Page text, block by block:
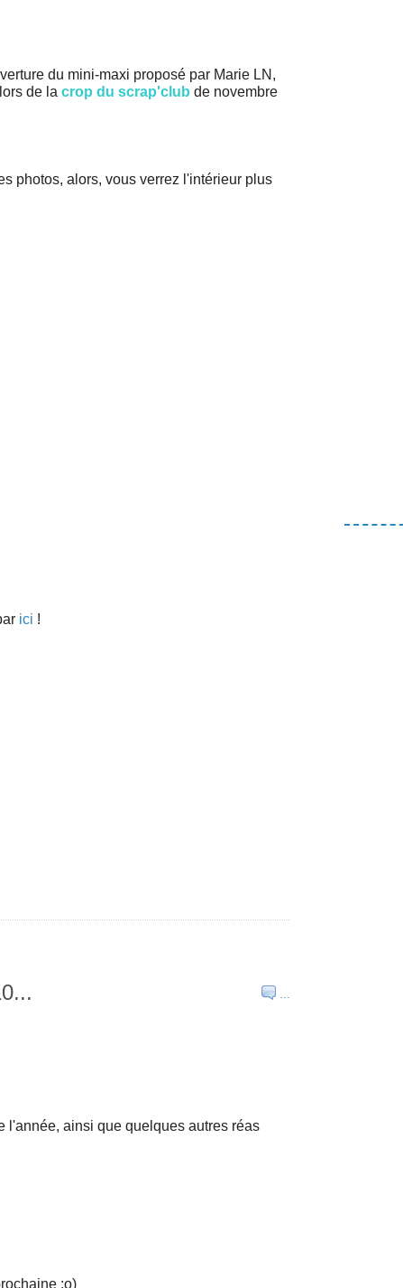
du mini-maxi proposé par Marie LN,
de la crop du scrap'club de novembre
photos, alors, vous verrez l'intérieur plus
ici !
…
l'année, ainsi que quelques autres réas
;o)